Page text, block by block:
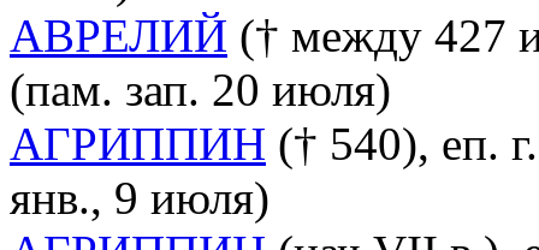
АВРЕЛИЙ († между 427
(пам. зап. 20 июля)
АГРИППИН († 540), еп.
янв., 9 июля)